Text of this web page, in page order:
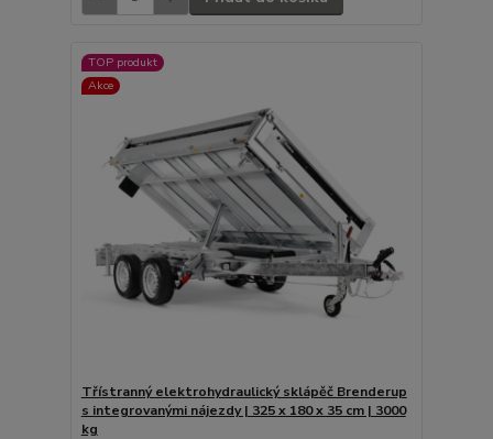
TOP produkt
Akce
Třístranný elektrohydraulický sklápěč Brenderup
s integrovanými nájezdy | 325 x 180 x 35 cm | 3000
kg